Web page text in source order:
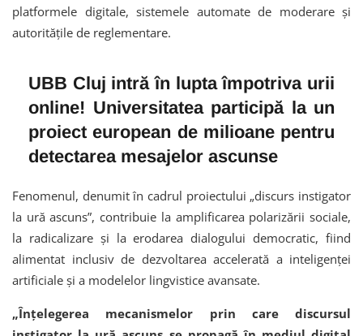
platformele digitale, sistemele automate de moderare și
autoritățile de reglementare.
UBB Cluj intră în lupta împotriva urii
online! Universitatea participă la un
proiect european de milioane pentru
detectarea mesajelor ascunse
Fenomenul, denumit în cadrul proiectului „discurs instigator
la ură ascuns”, contribuie la amplificarea polarizării sociale,
la radicalizare și la erodarea dialogului democratic, fiind
alimentat inclusiv de dezvoltarea accelerată a inteligenței
artificiale și a modelelor lingvistice avansate.
„Înțelegerea mecanismelor prin care discursul